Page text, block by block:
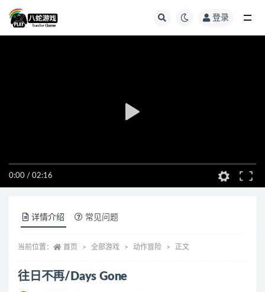
登录
0:00 / 02:16
详情介绍 常见问题
当前位置： 首页 全部游戏 动作冒险 正文
往日不再/Days Gone